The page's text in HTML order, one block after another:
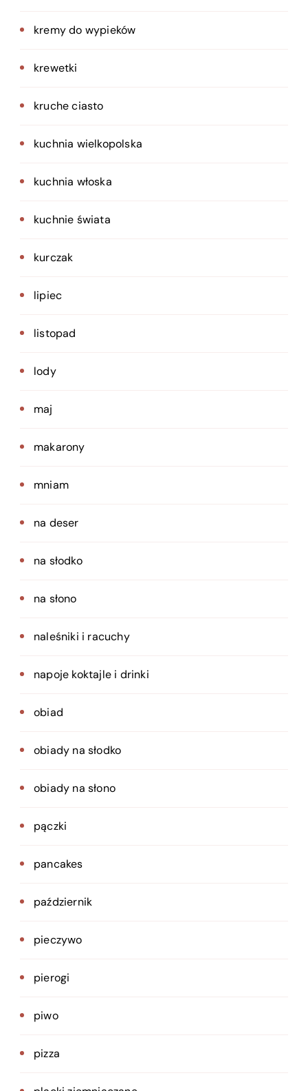
kremy do wypieków
krewetki
kruche ciasto
kuchnia wielkopolska
kuchnia włoska
kuchnie świata
kurczak
lipiec
listopad
lody
maj
makarony
mniam
na deser
na słodko
na słono
naleśniki i racuchy
napoje koktajle i drinki
obiad
obiady na słodko
obiady na słono
pączki
pancakes
październik
pieczywo
pierogi
piwo
pizza